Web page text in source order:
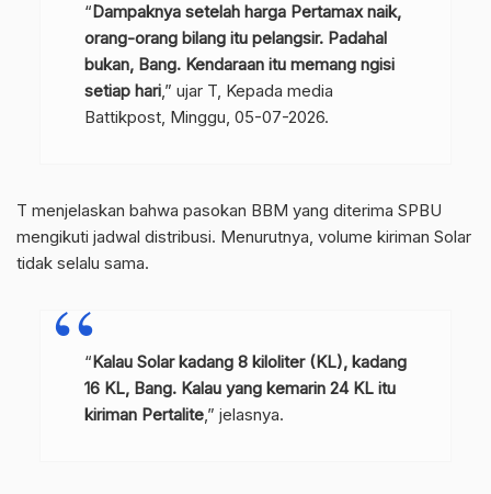
“Dampaknya setelah harga Pertamax naik,
orang-orang bilang itu pelangsir. Padahal
bukan, Bang. Kendaraan itu memang ngisi
setiap hari,” ujar T, Kepada media
Battikpost, Minggu, 05-07-2026.
T menjelaskan bahwa pasokan BBM yang diterima SPBU
mengikuti jadwal distribusi. Menurutnya, volume kiriman Solar
tidak selalu sama.
“Kalau Solar kadang 8 kiloliter (KL), kadang
16 KL, Bang. Kalau yang kemarin 24 KL itu
kiriman Pertalite,” jelasnya.